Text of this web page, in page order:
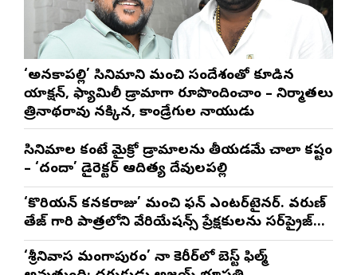
‘అనకాపల్లి’ సినిమాని మంచి సందేశంతో కూడిన
యాక్షన్, ఫ్యామిలీ డ్రామాగా రూపొందించాం – నిర్మాతలు
త్రినాథరావు నక్కిన, కాండ్రేగుల నాయుడు
సినిమాల కంటే మైక్రో డ్రామాలను తీయడమే చాలా కష్టం
– ‘దందా’ డైరెక్ట‌ర్ ఆదిత్య దేవులపల్లి
‘కొరియన్ కనకరాజు’ మంచి ఫన్ ఎంటర్‌టైనర్. వరుణ్
తేజ్ గారి పాత్రలోని వేరియేషన్స్ ప్రేక్షకులను సర్‌ప్రైజ్
చేస్తాయి : దర్శకుడు మేర్లపాక గాంధీ
‘శ్రీనివాస మంగాపురం’ నా కెరీర్‌లో బెస్ట్ ఫిల్మ్